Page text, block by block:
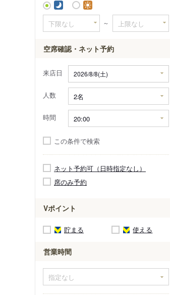
～
空席確認・ネット予約
来店日
人数
時間
この条件で検索
ネット予約可（日時指定なし）
席のみ予約
Vポイント
貯まる 使える
営業時間